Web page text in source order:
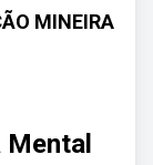
MINEIRA